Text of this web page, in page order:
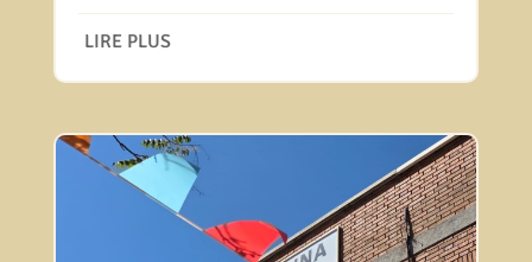
LIRE PLUS